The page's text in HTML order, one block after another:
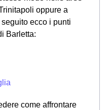
oppure a
ecco i punti
Barletta:
come affrontare